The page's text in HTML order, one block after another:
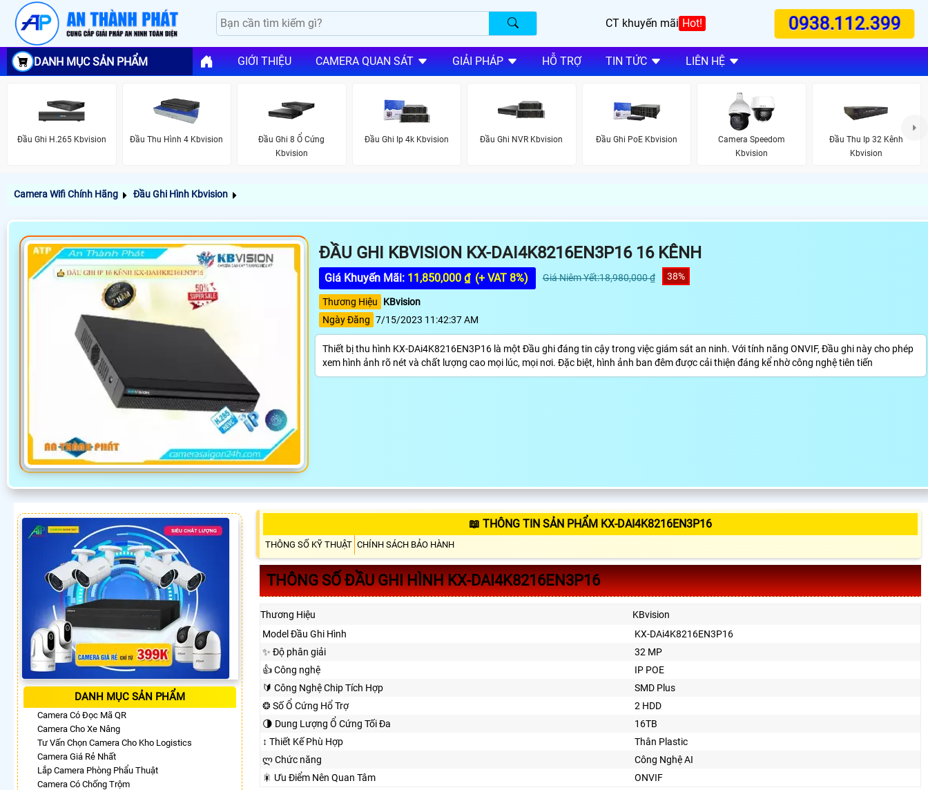
CT khuyến mãi Hot! 0938.112.399
DANH MỤC SẢN PHẨM GIỚI THIỆU CAMERA QUAN SÁT GIẢI PHÁP HỖ TRỢ TIN TỨC LIÊN HỆ
Đầu Ghi H.265 Kbvision Đầu Thu Hình 4 Kbvision
Đầu Ghi 8 Ổ Cứng
Kbvision
Đầu Ghi Ip 4k Kbvision Đầu Ghi NVR Kbvision Đầu Ghi PoE Kbvision
Camera Speedom
Kbvision
Đầu Thu Ip 32 Kênh
Kbvision
Camera Wifi Chính Hãng Đầu Ghi Hình Kbvision
ĐẦU GHI KBVISION KX-DAI4K8216EN3P16 16 KÊNH
Giá Khuyến Mãi: 11,850,000 ₫ (+ VAT 8%) Giá Niêm Yết:18,980,000 ₫ 38%
Thương Hiệu
KBvision
Ngày Đăng 7/15/2023 11:42:37 AM
Thiết bị thu hình KX-DAi4K8216EN3P16 là một Đầu ghi đáng tin cậy trong việc giám sát an ninh. Với tính năng ONVIF, Đầu ghi này cho phép
xem hình ảnh rõ nét và chất lượng cao mọi lúc, mọi nơi. Đặc biệt, hình ảnh ban đêm được cải thiện đáng kể nhờ công nghệ tiên tiến
DANH MỤC SẢN PHẨM
Camera Có Đọc Mã QR
Camera Cho Xe Nâng
Tư Vấn Chọn Camera Cho Kho Logistics
Camera Giá Rẻ Nhất
Lắp Camera Phòng Phẩu Thuật
Camera Có Chống Trộm
📖 THÔNG TIN SẢN PHẨM KX-DAI4K8216EN3P16
THÔNG SỐ KỸ THUẬT CHÍNH SÁCH BẢO HÀNH
THÔNG SỐ ĐẦU GHI HÌNH KX-DAI4K8216EN3P16
Thương Hiệu
KBvision
Model Đầu Ghi Hình
KX-DAi4K8216EN3P16
✨ Độ phân giải
32 MP
👍 Công nghệ
IP POE
🔰 Công Nghệ Chip Tích Hợp
SMD Plus
❂ Số Ổ Cứng Hổ Trợ
2 HDD
🌗 Dung Lượng Ổ Cứng Tối Đa
16TB
↕️ Thiết Kế Phù Hợp
Thân Plastic
ლ Chức năng
Công Nghệ AI
🎇 Ưu Điểm Nên Quan Tâm
ONVIF